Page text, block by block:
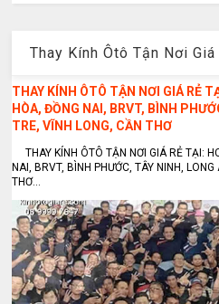
Thay Kính Ôtô Tận Nơi Giá
THAY KÍNH ÔTÔ TẬN NƠI GIÁ RẺ
HÒA, ĐỒNG NAI, BRVT, BÌNH
TRE, VĨNH LONG, CẦN THƠ
THAY KÍNH ÔTÔ TẬN NƠI GIÁ RẺ TẠI:
NAI, BRVT, BÌNH PHƯỚC, TÂY NINH,
THƠ...